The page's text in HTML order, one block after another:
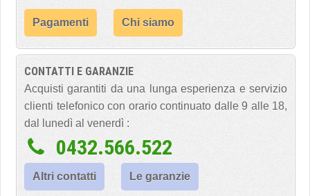
Pagamenti Chi siamo
CONTATTI E GARANZIE
Acquisti garantiti da una lunga esperienza e servizio
clienti telefonico con orario continuato dalle 9 alle 18,
dal lunedì al venerdì :
0432.566.522
Altri contatti Le garanzie